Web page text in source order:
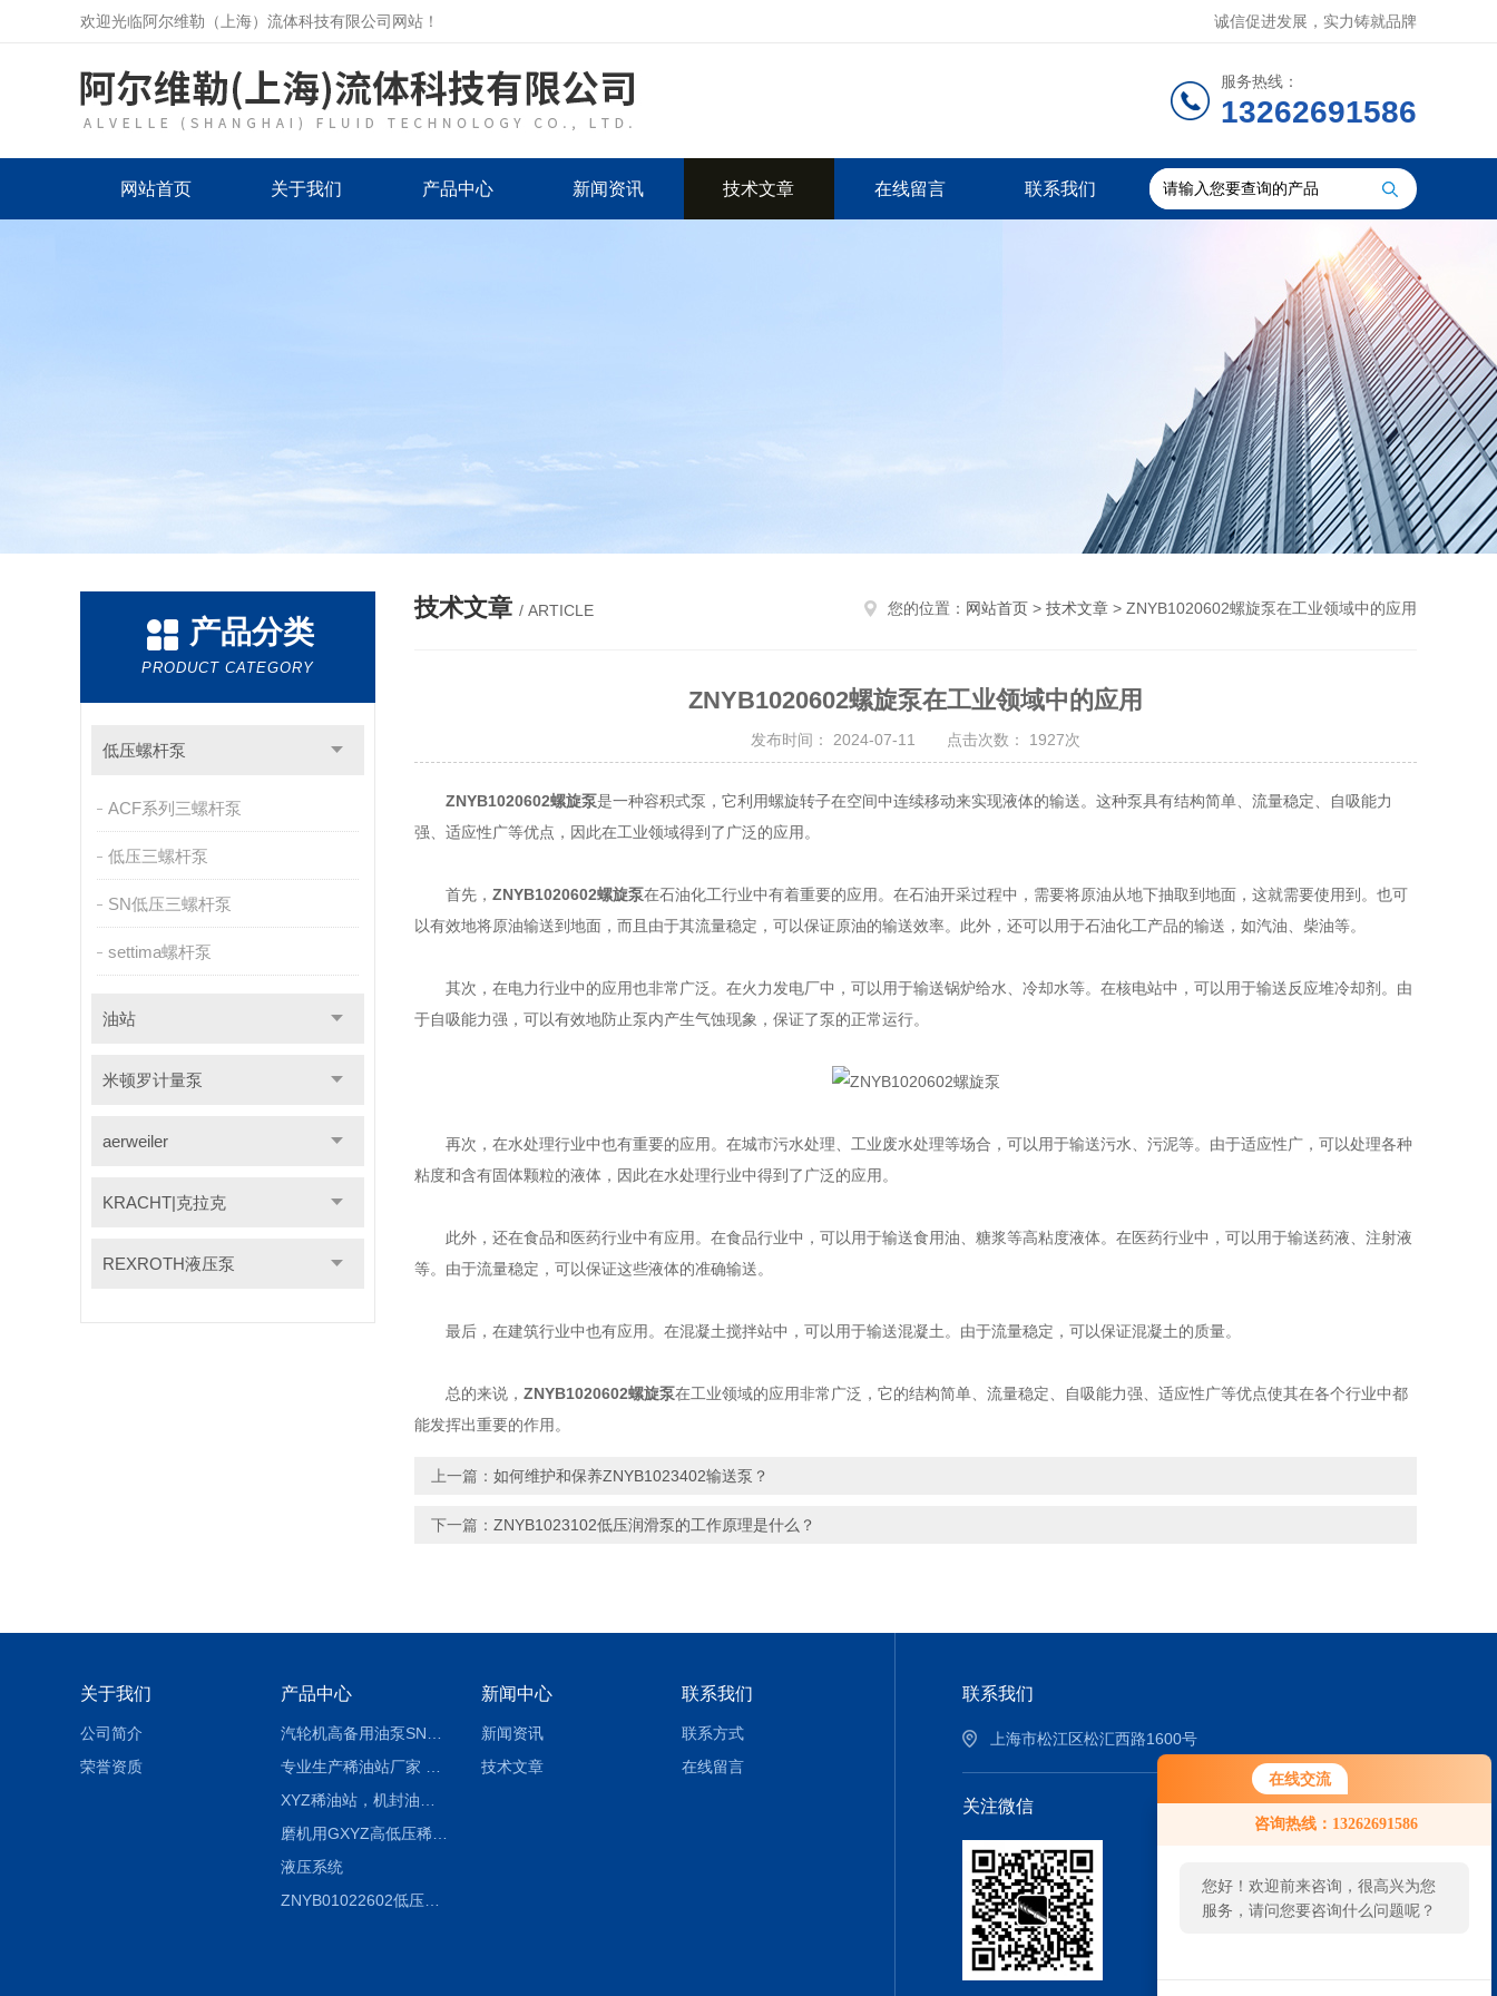
在线交流
咨询热线：13262691586
您好！欢迎前来咨询，很高兴为您
服务，请问您要咨询什么问题呢？
欢迎光临阿尔维勒（上海）流体科技有限公司网站！ 诚信促进发展，实力铸就品牌
服务热线：
13262691586
网站首页 关于我们 产品中心 新闻资讯 技术文章 在线留言 联系我们
产品分类
PRODUCT CATEGORY
低压螺杆泵
ACF系列三螺杆泵
低压三螺杆泵
SN低压三螺杆泵
settima螺杆泵
油站
米顿罗计量泵
aerweiler
KRACHT|克拉克
REXROTH液压泵
技术文章 / ARTICLE 您的位置： 网站首页 > 技术文章 > ZNYB1020602螺旋泵在工业领域中的应用
ZNYB1020602螺旋泵在工业领域中的应用
发布时间： 2024-07-11 点击次数： 1927次
ZNYB1020602螺旋泵是一种容积式泵，它利用螺旋转子在空间中连续移动来实现液体的输送。这种泵具有结构简单、流量稳定、自吸能力
强、适应性广等优点，因此在工业领域得到了广泛的应用。
首先， ZNYB1020602螺旋泵在石油化工行业中有着重要的应用。在石油开采过程中，需要将原油从地下抽取到地面，这就需要使用到。也可
以有效地将原油输送到地面，而且由于其流量稳定，可以保证原油的输送效率。此外，还可以用于石油化工产品的输送，如汽油、柴油等。
其次，在电力行业中的应用也非常广泛。在火力发电厂中，可以用于输送锅炉给水、冷却水等。在核电站中，可以用于输送反应堆冷却剂。由
于自吸能力强，可以有效地防止泵内产生气蚀现象，保证了泵的正常运行。
再次，在水处理行业中也有重要的应用。在城市污水处理、工业废水处理等场合，可以用于输送污水、污泥等。由于适应性广，可以处理各种
粘度和含有固体颗粒的液体，因此在水处理行业中得到了广泛的应用。
此外，还在食品和医药行业中有应用。在食品行业中，可以用于输送食用油、糖浆等高粘度液体。在医药行业中，可以用于输送药液、注射液
等。由于流量稳定，可以保证这些液体的准确输送。
最后，在建筑行业中也有应用。在混凝土搅拌站中，可以用于输送混凝土。由于流量稳定，可以保证混凝土的质量。
总的来说， ZNYB1020602螺旋泵在工业领域的应用非常广泛，它的结构简单、流量稳定、自吸能力强、适应性广等优点使其在各个行业中都
能发挥出重要的作用。
上一篇： 如何维护和保养ZNYB1023402输送泵？
下一篇： ZNYB1023102低压润滑泵的工作原理是什么？
关于我们
公司简介
荣誉资质
产品中心
磨机用GXYZ高低压稀油站，静压油润滑系统
液压系统
ZNYB01022602低压螺杆泵
新闻中心
新闻资讯
技术文章
联系我们
联系方式
在线留言
联系我们
上海市松江区松汇西路1600号
关注微信